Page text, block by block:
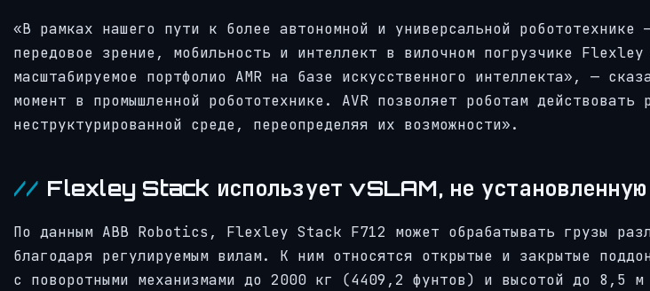
«В рамках нашего пути к более автономной и универсальной робототехнике
передовое зрение, мобильность и интеллект в вилочном погрузчике
масштабируемое портфолио AMR на базе искусственного интеллекта», —
момент в промышленной робототехнике. AVR позволяет роботам действовать
неструктурированной среде, переопределяя их возможности».
Flexley Stack использует vSLAM, не установленную
По данным ABB Robotics, Flexley Stack F712 может обрабатывать грузы
благодаря регулируемым вилам. К ним относятся открытые и закрытые
с поворотными механизмами до 2000 кг (4409,2 фунтов) и высотой до 8,5